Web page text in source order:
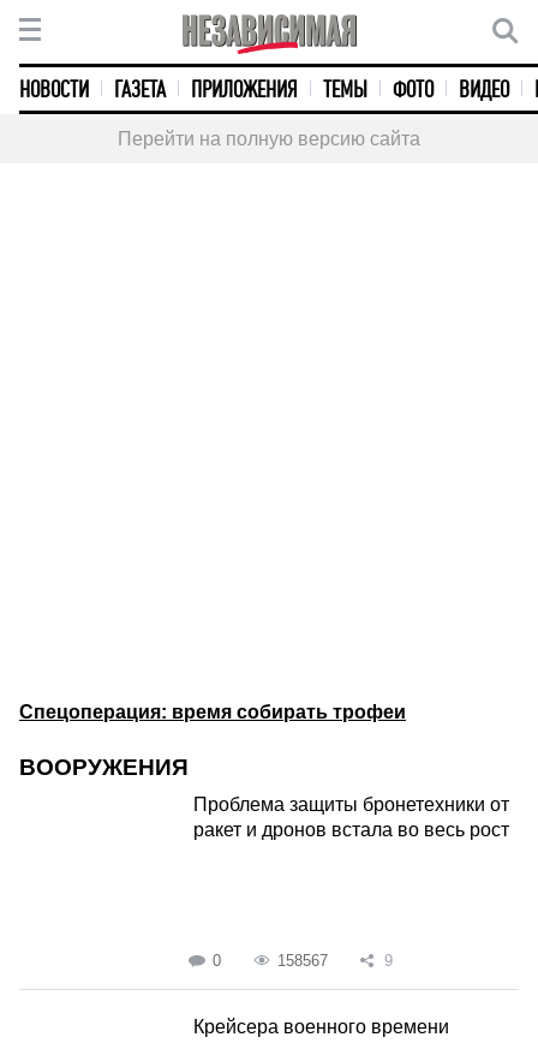
НОВОСТИ ГАЗЕТА ПРИЛОЖЕНИЯ ТЕМЫ ФОТО ВИДЕО
Перейти на полную версию сайта
Спецоперация: время собирать трофеи
ВООРУЖЕНИЯ
Проблема защиты бронетехники от
ракет и дронов встала во весь рост
0 158567 9
Крейсера военного времени